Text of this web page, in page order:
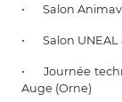
• Salon
• Salon
•
Journée
Auge (Orne)